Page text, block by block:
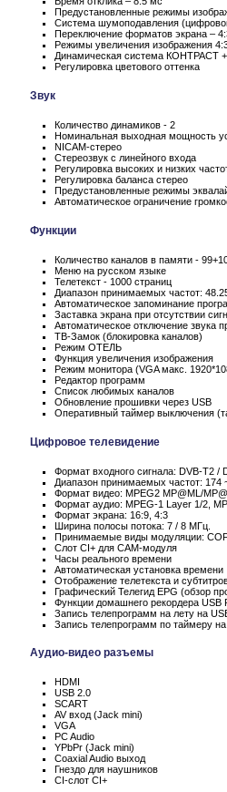
Предустановленные режимы
Система шумоподавления
Переключение форматов экрана –
Режимы увеличения изображения
Динамическая система КОНТРАСТ +
Регулировка цветового оттенка
Звук
Количество динамиков - 2
Номинальная выходная мощность
NICAM-стерео
Стереозвук с линейного входа
Регулировка высоких и низких
Регулировка баланса стерео
Предустановленные режимы
Автоматическое ограничение
Функции
Количество каналов в памяти -
Меню на русском языке
Телетекст - 1000 страниц
Диапазон принимаемых частот:
Автоматическое запоминание
Заставка экрана при отсутствии
Автоматическое отключение звука
ТВ-Замок (блокировка каналов)
Режим ОТЕЛЬ
Функция увеличения изображения
Режим монитора (VGA макс.
Редактор программ
Список любимых каналов
Обновление прошивки через USB
Оперативный таймер выключения
Цифровое телевидение
Формат входного сигнала: DVB-T2 /
Диапазон принимаемых частот: 174
Формат видео: MPEG2 MP@ML/
Формат аудио: MPEG-1 Layer 1/2,
Формат экрана: 16:9, 4:3
Ширина полосы потока: 7 / 8 МГц.
Принимаемые виды модуляции:
Слот CI+ для CAM-модуля
Часы реального времени
Автоматическая установка времени
Отображение телетекста и
Графический Телегид EPG (обзор
Функции домашнего рекордера USB
Запись телепрограмм на лету на
Запись телепрограмм по таймеру
Аудио-видео разъемы
HDMI
USB 2.0
SCART
AV вход (Jack mini)
VGA
PC Audio
YPbPr (Jack mini)
Coaxial Audio выход
Гнездо для наушников
CI-слот CI+